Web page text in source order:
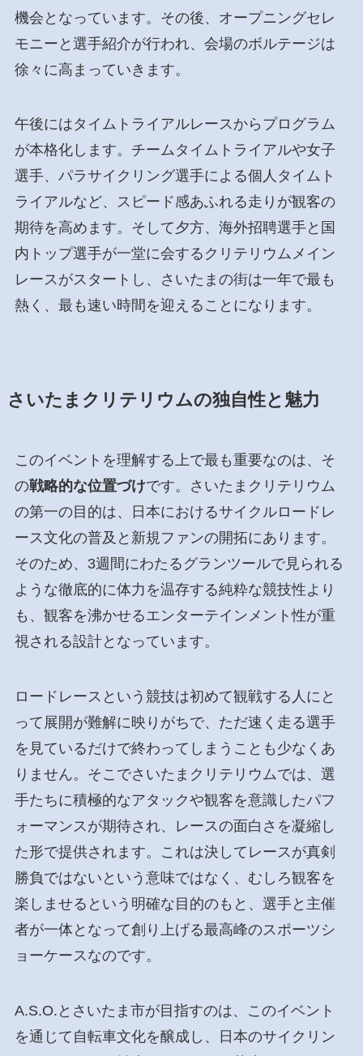
機会となっています。その後、オープニングセレ
モニーと選手紹介が行われ、会場のボルテージは
徐々に高まっていきます。
午後にはタイムトライアルレースからプログラム
が本格化します。チームタイムトライアルや女子
選手、パラサイクリング選手による個人タイムト
ライアルなど、スピード感あふれる走りが観客の
期待を高めます。そして夕方、海外招聘選手と国
内トップ選手が一堂に会するクリテリウムメイン
レースがスタートし、さいたまの街は一年で最も
熱く、最も速い時間を迎えることになります。
さいたまクリテリウムの独自性と魅力
このイベントを理解する上で最も重要なのは、そ
の戦略的な位置づけです。さいたまクリテリウム
の第一の目的は、日本におけるサイクルロードレ
ース文化の普及と新規ファンの開拓にあります。
そのため、3週間にわたるグランツールで見られる
ような徹底的に体力を温存する純粋な競技性より
も、観客を沸かせるエンターテインメント性が重
視される設計となっています。
ロードレースという競技は初めて観戦する人にと
って展開が難解に映りがちで、ただ速く走る選手
を見ているだけで終わってしまうことも少なくあ
りません。そこでさいたまクリテリウムでは、選
手たちに積極的なアタックや観客を意識したパフ
ォーマンスが期待され、レースの面白さを凝縮し
た形で提供されます。これは決してレースが真剣
勝負ではないという意味ではなく、むしろ観客を
楽しませるという明確な目的のもと、選手と主催
者が一体となって創り上げる最高峰のスポーツシ
ョーケースなのです。
A.S.O.とさいたま市が目指すのは、このイベント
を通じて自転車文化を醸成し、日本のサイクリン